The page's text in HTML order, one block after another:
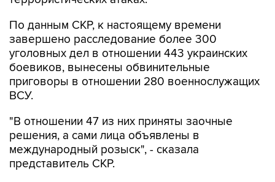
По данным СКР, к настоящему времени
завершено расследование более 300
уголовных дел в отношении 443 украинских
боевиков, вынесены обвинительные
приговоры в отношении 280 военнослужащих
ВСУ.
"В отношении 47 из них приняты заочные
решения, а сами лица объявлены в
международный розыск", - сказала
представитель СКР.